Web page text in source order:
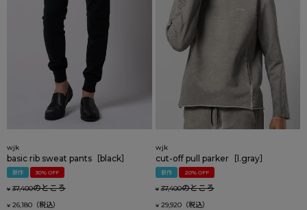
wjk
basic rib sweat pants［black］
新作 30% OFF
¥ 37,400のところ
¥ 26,180
wjk
cut-off pull parker［l.gray］
新作 20% OFF
¥ 37,400のところ
¥ 29,920